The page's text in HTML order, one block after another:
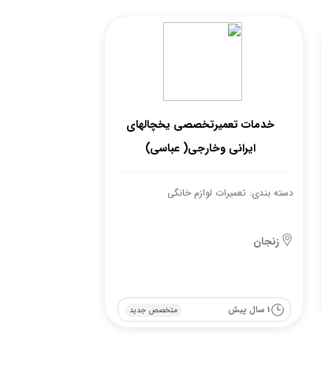
خدمات تعمیرتخصصی یخچالهای
ایرانی وخارجی( عباسی)
دسته بندی: تعمیرات لوازم خانگی
زنجان
متخصص جدید 1 سال پیش